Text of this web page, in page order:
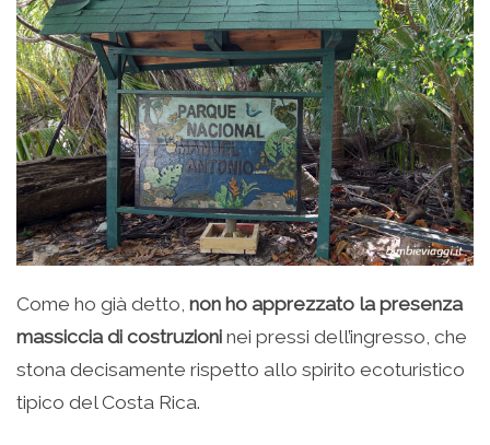
Come ho già detto, non ho apprezzato la presenza
massiccia di costruzioni nei pressi dell’ingresso, che
stona decisamente rispetto allo spirito ecoturistico
tipico del Costa Rica.